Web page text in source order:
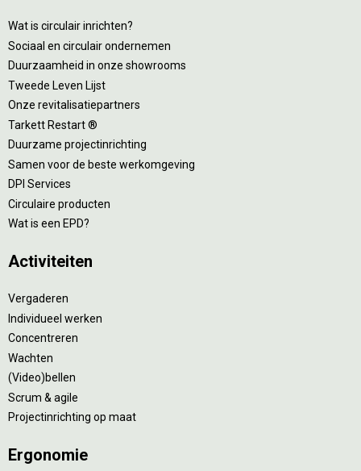
Wat is circulair inrichten?
Sociaal en circulair ondernemen
Duurzaamheid in onze showrooms
Tweede Leven Lijst
Onze revitalisatiepartners
Tarkett Restart ®
Duurzame projectinrichting
Samen voor de beste werkomgeving
DPI Services
Circulaire producten
Wat is een EPD?
Activiteiten
Vergaderen
Individueel werken
Concentreren
Wachten
(Video)bellen
Scrum & agile
Projectinrichting op maat
Ergonomie